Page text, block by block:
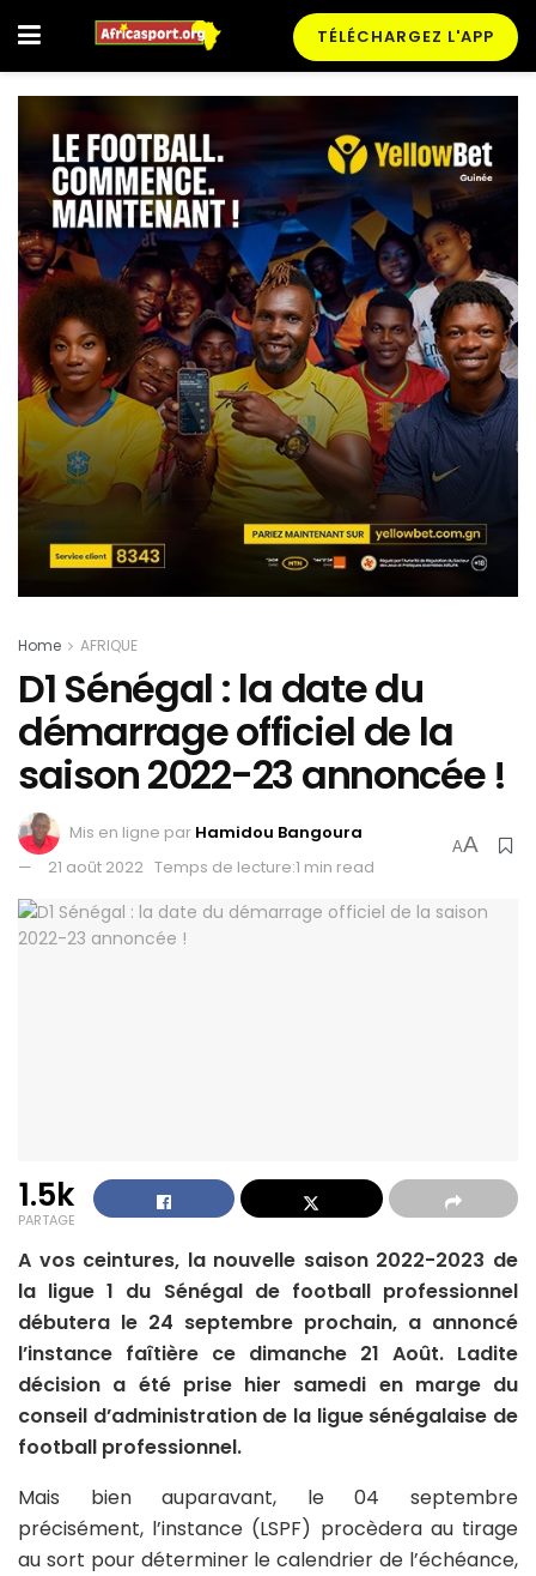
TÉLÉCHARGEZ L'APP
Home AFRIQUE
D1 Sénégal : la date du
démarrage officiel de la
saison 2022-23 annoncée !
Mis en ligne par Hamidou Bangoura
21 août 2022 Temps de lecture:1 min read
AA
1.5k
PARTAGE
A vos ceintures, la nouvelle saison 2022-2023 de
la ligue 1 du Sénégal de football professionnel
débutera le 24 septembre prochain, a annoncé
l’instance faîtière ce dimanche 21 Août. Ladite
décision a été prise hier samedi en marge du
conseil d’administration de la ligue sénégalaise de
football professionnel.
Mais bien auparavant, le 04 septembre
précisément, l’instance (LSPF) procèdera au tirage
au sort pour déterminer le calendrier de l’échéance,